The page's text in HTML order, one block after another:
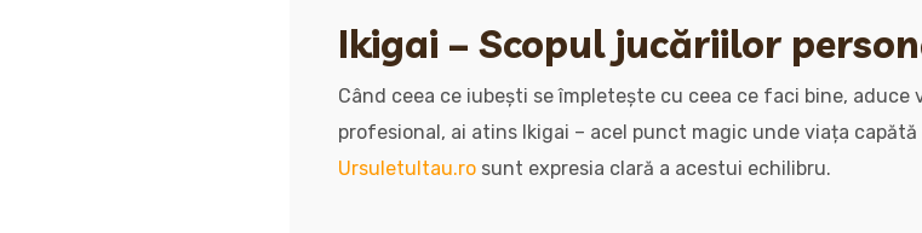
Ikigai – Scopul jucăriilor
Când ceea ce iubești se împletește cu ceea ce faci bine,
profesional, ai atins Ikigai – acel punct magic unde viața
Ursuletultau.ro sunt expresia clară a acestui echilibru.